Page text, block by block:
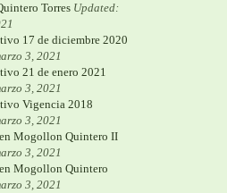
Torres Updated:
17 de diciembre 2020
3, 2021
21 de enero 2021
3, 2021
Vigencia 2018
3, 2021
Mogollon Quintero II
3, 2021
Mogollon Quintero
3, 2021